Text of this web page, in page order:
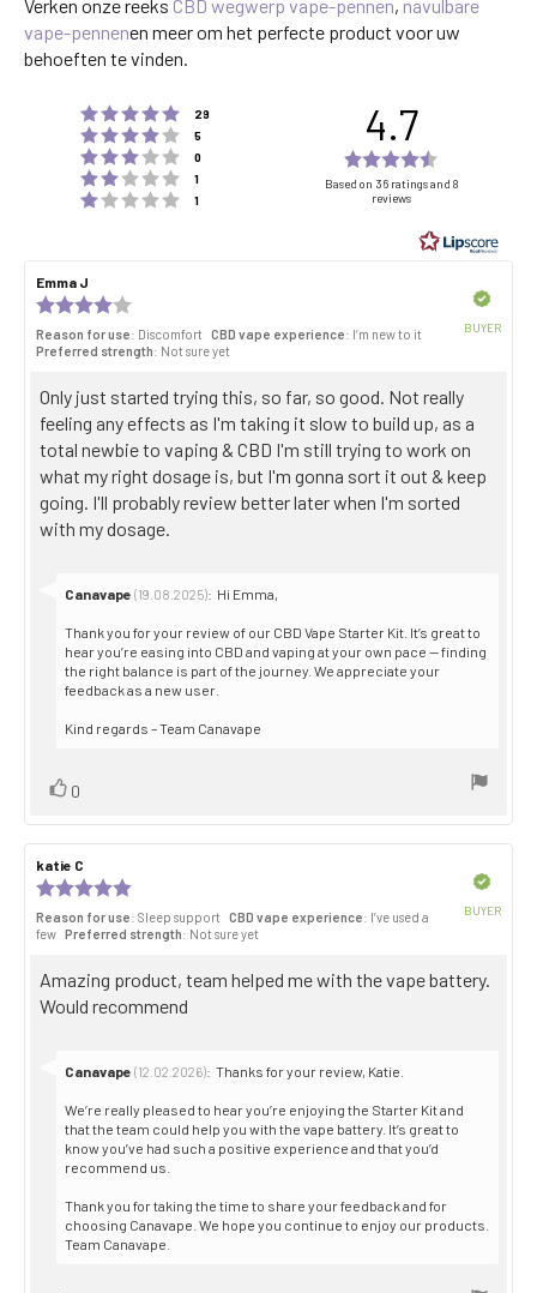
Verken onze reeks CBD wegwerp vape-pennen, navulbare
vape-pennenen meer om het perfecte product voor uw
behoeften te vinden.
Rating 5 out of 5 stars
29
Rating 4 out of 5 stars
5
Rating 3 out of 5 stars
0
Rating 2 out of 5 stars
1
Rating 1 out of 5 stars
1
4.7
4.7
of
5
stars
Based on 36 ratings and 8
reviews
Review
author:
Emma J
date:
4.0
out
5
stars
Reason for use: Discomfort CBD vape experience: I’m new to it
Preferred strength: Not sure yet
BUYER
Review
text:
Only just started trying this, so far, so good. Not really
feeling any effects as I'm taking it slow to build up, as a
total newbie to vaping & CBD I'm still trying to work on
what my right dosage is, but I'm gonna sort it out & keep
going. I'll probably review better later when I'm sorted
with my dosage.
Reply
Canavape (19.08.2025): Hi Emma,
Thank you for your review of our CBD Vape Starter Kit. It’s great to
hear you’re easing into CBD and vaping at your own pace — finding
the right balance is part of the journey. We appreciate your
feedback as a new user.
Kind regards – Team Canavape
Vote
0
Review
author:
katie C
date:
5.0
out
5
stars
Reason for use: Sleep support CBD vape experience: I’ve used a
few Preferred strength: Not sure yet
BUYER
Review
text:
Amazing product, team helped me with the vape battery.
Would recommend
Reply
Canavape (12.02.2026): Thanks for your review, Katie.
We’re really pleased to hear you’re enjoying the Starter Kit and
that the team could help you with the vape battery. It’s great to
know you’ve had such a positive experience and that you’d
recommend us.
Thank you for taking the time to share your feedback and for
choosing Canavape. We hope you continue to enjoy our products.
Team Canavape.